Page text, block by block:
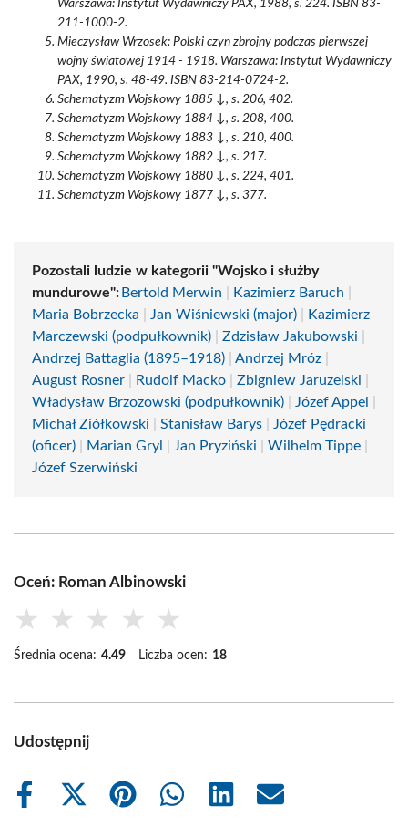
Warszawa: Instytut Wydawniczy PAX, 1988, s. 224. ISBN 83-
211-1000-2.
Mieczysław Wrzosek: Polski czyn zbrojny podczas pierwszej
wojny światowej 1914 - 1918. Warszawa: Instytut Wydawniczy
PAX, 1990, s. 48-49. ISBN 83-214-0724-2.
Schematyzm Wojskowy 1885 ↓, s. 206, 402.
Schematyzm Wojskowy 1884 ↓, s. 208, 400.
Schematyzm Wojskowy 1883 ↓, s. 210, 400.
Schematyzm Wojskowy 1882 ↓, s. 217.
Schematyzm Wojskowy 1880 ↓, s. 224, 401.
Schematyzm Wojskowy 1877 ↓, s. 377.
Pozostali ludzie w kategorii "Wojsko i służby
mundurowe": Bertold Merwin Kazimierz Baruch
Maria Bobrzecka
Jan Wiśniewski (major)
Kazimierz
Marczewski (podpułkownik)
Zdzisław Jakubowski
Andrzej Battaglia (1895–1918)
Andrzej Mróz
August Rosner
Rudolf Macko Zbigniew Jaruzelski
Władysław Brzozowski (podpułkownik)
Józef Appel
Michał Ziółkowski
Stanisław Barys
Józef Pędracki
(oficer)
Marian Gryl Jan Pryziński Wilhelm Tippe
Józef Szerwiński
Oceń: Roman Albinowski
★ ★ ★ ★ ★
Średnia ocena: 4.49 Liczba ocen: 18
Udostępnij
Share
Share
Share
Share
Share
Share